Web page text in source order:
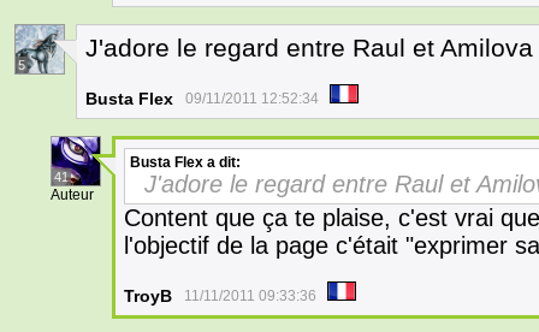
5
J'adore le regard entre Raul et Amilova
Busta Flex 09/11/2011 12:52:34
41
Auteur
Busta Flex a dit:
J'adore le regard entre Raul et
Content que ça te plaise, c'est vrai
l'objectif de la page c'était "exprimer
TroyB 11/11/2011 09:33:36